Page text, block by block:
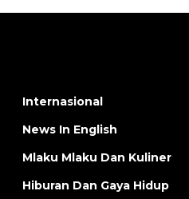
Internasional
News In English
Mlaku Mlaku Dan Kuliner
Hiburan Dan Gaya Hidup